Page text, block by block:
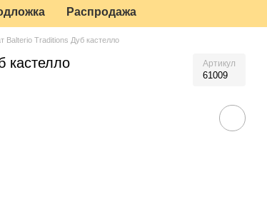
Распродажа
Balterio Traditions Дуб кастелло
кастелло Артикул
61009